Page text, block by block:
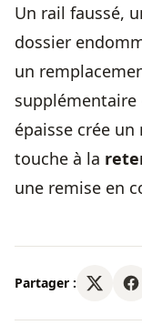
Un rail faussé,
dossier
un
supplémentaire
épaisse crée
touche à la
une remise en
Partager :